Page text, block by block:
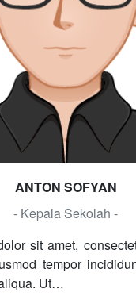
ANTON SOFYAN
- Kepala Sekolah -
sit amet,
tempor
Ut…